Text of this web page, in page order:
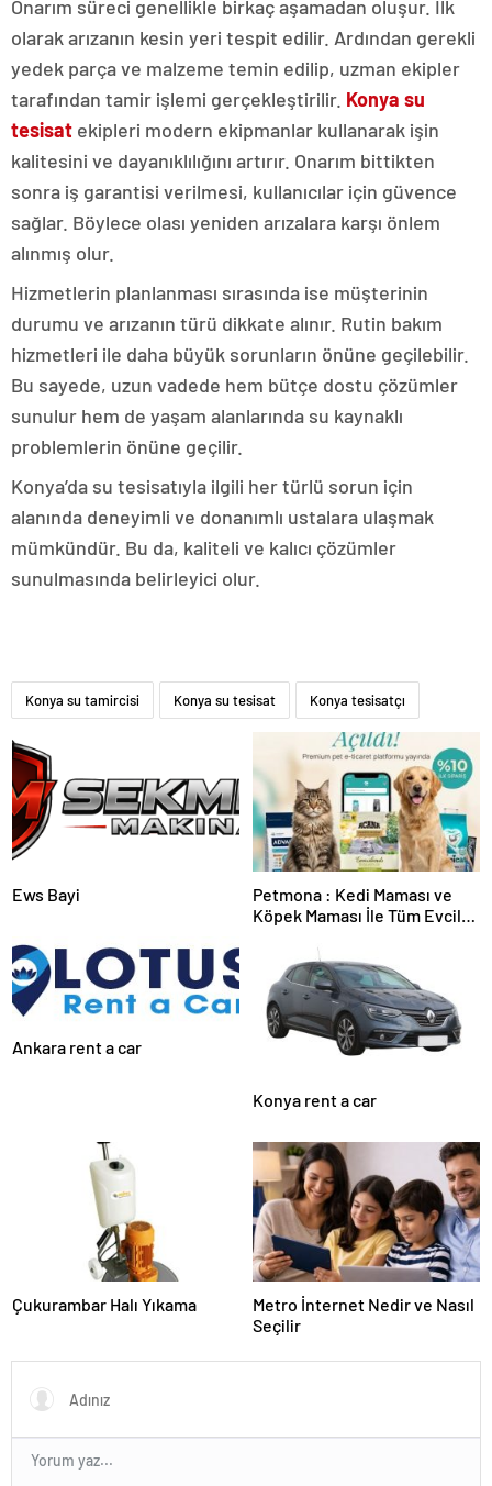
Onarım süreci genellikle birkaç aşamadan oluşur. İlk
olarak arızanın kesin yeri tespit edilir. Ardından gerekli
yedek parça ve malzeme temin edilip, uzman ekipler
tarafından tamir işlemi gerçekleştirilir. Konya su
tesisat ekipleri modern ekipmanlar kullanarak işin
kalitesini ve dayanıklılığını artırır. Onarım bittikten
sonra iş garantisi verilmesi, kullanıcılar için güvence
sağlar. Böylece olası yeniden arızalara karşı önlem
alınmış olur.
Hizmetlerin planlanması sırasında ise müşterinin
durumu ve arızanın türü dikkate alınır. Rutin bakım
hizmetleri ile daha büyük sorunların önüne geçilebilir.
Bu sayede, uzun vadede hem bütçe dostu çözümler
sunulur hem de yaşam alanlarında su kaynaklı
problemlerin önüne geçilir.
Konya’da su tesisatıyla ilgili her türlü sorun için
alanında deneyimli ve donanımlı ustalara ulaşmak
mümkündür. Bu da, kaliteli ve kalıcı çözümler
sunulmasında belirleyici olur.
Konya su tamircisi Konya su tesisat Konya tesisatçı
Ews Bayi
Petmona : Kedi Maması ve
Köpek Maması İle Tüm Evcil
Ankara rent a car
Konya rent a car
Çukurambar Halı Yıkama
Metro İnternet Nedir ve Nasıl
Seçilir